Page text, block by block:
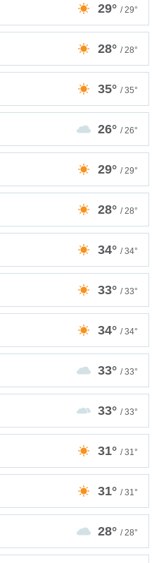
29° / 29°
28° / 28°
35° / 35°
26° / 26°
29° / 29°
28° / 28°
34° / 34°
33° / 33°
34° / 34°
33° / 33°
33° / 33°
31° / 31°
31° / 31°
28° / 28°